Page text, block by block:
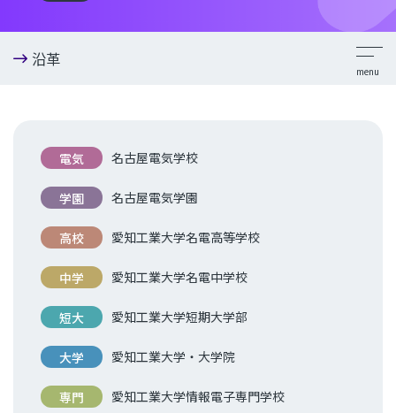
沿革
電気 名古屋電気学校
学園 名古屋電気学園
高校 愛知工業大学名電高等学校
中学 愛知工業大学名電中学校
短大 愛知工業大学短期大学部
大学 愛知工業大学・大学院
専門 愛知工業大学情報電子専門学校